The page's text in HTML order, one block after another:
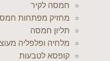
חמסה לקיר
מחזיק מפתחות
תליון חמסה
מלחיה ופלפליה
קופסא לטבעות